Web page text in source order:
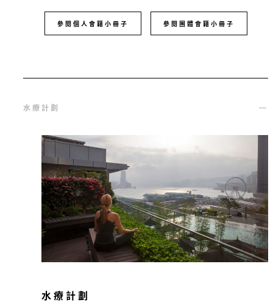
參閱個人會籍小冊子 參閱團體會籍小冊子
水療計劃
水療計劃